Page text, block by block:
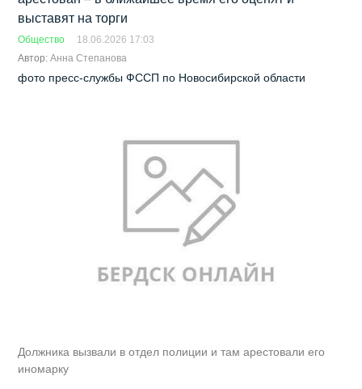
выставят на торги
Общество
18.06.2026 17:03
Автор:Анна Степанова
фото пресс-службы ФССП по Новосибирской области
Должника вызвали в отдел полиции и там арестовали его
иномарку